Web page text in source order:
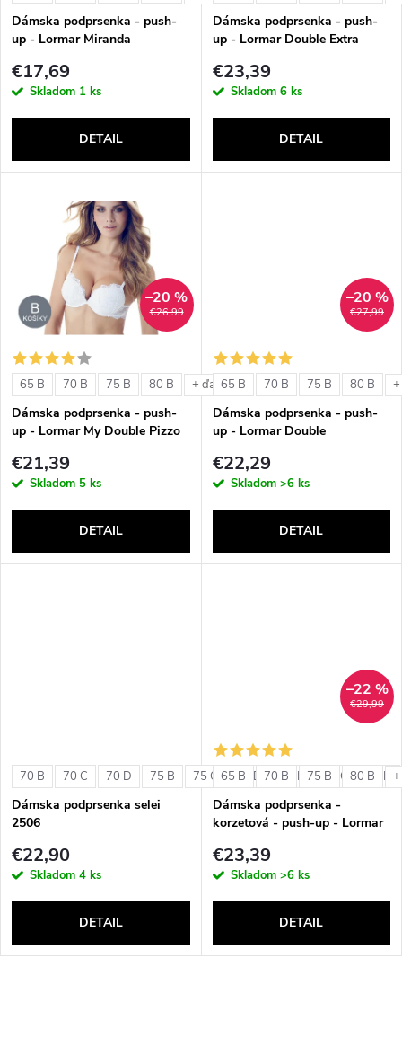
p
r
d
t
o
v
p
r
o
d
t
o
v
Dámska podprsenka - push-
up - Lormar Miranda
€17,69
Skladom 1 ks
DETAIL
Dámska podprsenka - push-
up - Lormar Double Extra
€23,39
Skladom 6 ks
DETAIL
€26,99
–20 %
65 B 70 B 75 B 80 B + ďalšie
Dámska podprsenka - push-
up - Lormar My Double Pizzo
€21,39
Skladom 5 ks
DETAIL
€27,99
–20 %
65 B 70 B 75 B 80 B
Dámska podprsenka - push-
up - Lormar Double
€22,29
Skladom >6 ks
DETAIL
70 B 70 C 70 D 75 B 75 C 75 D 80 B 80 C 80 D
Dámska podprsenka selei
2506
€22,90
Skladom 4 ks
DETAIL
€29,99
–22 %
65 B 70 B 75 B 80 B
Dámska podprsenka -
korzetová - push-up - Lormar
€23,39
Skladom >6 ks
DETAIL